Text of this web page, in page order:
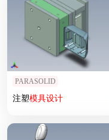
PARASOLID
注塑模具设计